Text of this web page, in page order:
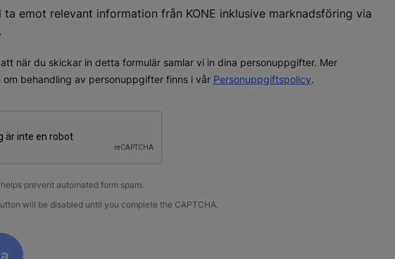
ta emot relevant information från KONE inklusive marknadsföring via
när du skickar in detta formulär samlar vi in dina personuppgifter. Mer
om behandling av personuppgifter finns i vår Personuppgiftspolicy.
prevent automated form spam.
will be disabled until you complete the CAPTCHA.